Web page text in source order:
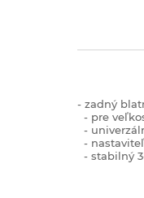
- zadný
- pre
-
-
- stabilný